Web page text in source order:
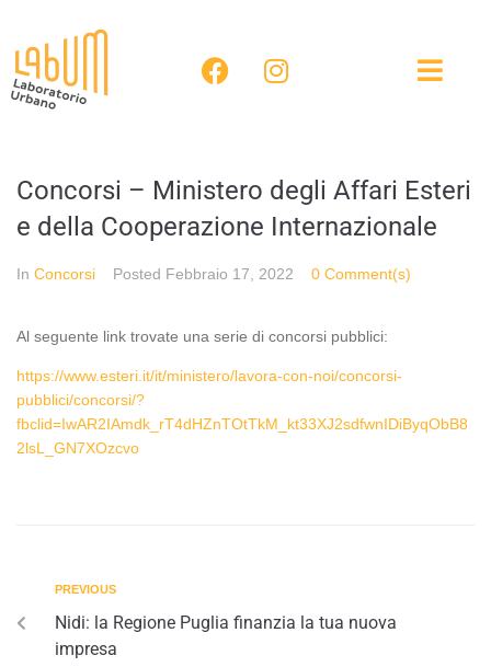
Concorsi – Ministero degli Affari Esteri
e della Cooperazione Internazionale
In Concorsi Posted Febbraio 17, 2022 0 Comment(s)
Al seguente link trovate una serie di concorsi pubblici:
https://www.esteri.it/it/ministero/lavora-con-noi/concorsi-
pubblici/concorsi/?
fbclid=IwAR2IAmdk_rT4dHZnTOtTkM_kt33XJ2sdfwnIDiByqObB8
2lsL_GN7XOzcvo
PREVIOUS
Nidi: la Regione Puglia finanzia la tua nuova
impresa